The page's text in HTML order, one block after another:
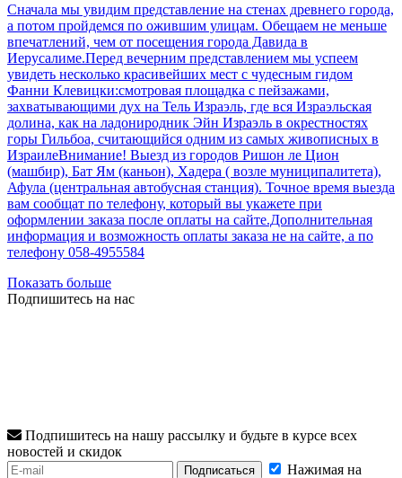
Сначала мы увидим представление на стенах древнего города,
а потом пройдемся по ожившим улицам. Обещаем не меньше
впечатлений, чем от посещения города Давида в
Иерусалиме.Перед вечерним представлением мы успеем
увидеть несколько красивейших мест с чудесным гидом
Фанни Клевицки:смотровая площадка с пейзажами,
захватывающими дух на Тель Израэль, где вся Израэльская
долина, как на ладониродник Эйн Израэль в окрестностях
горы Гильбоа, считающийся одним из самых живописных в
ИзраилеВнимание! Выезд из городов Ришон ле Цион
(машбир), Бат Ям (каньон), Хадера ( возле муниципалитета),
Афула (центральная автобусная станция). Точное время выезда
вам сообщат по телефону, который вы укажете при
оформлении заказа после оплаты на сайте.Дополнительная
информация и возможность оплаты заказа не на сайте, а по
телефону 058-4955584
Показать больше
Подпишитесь на нас
Подпишитесь на нашу рассылку и будьте в курсе всех
новостей и скидок
Подписаться
Нажимая на